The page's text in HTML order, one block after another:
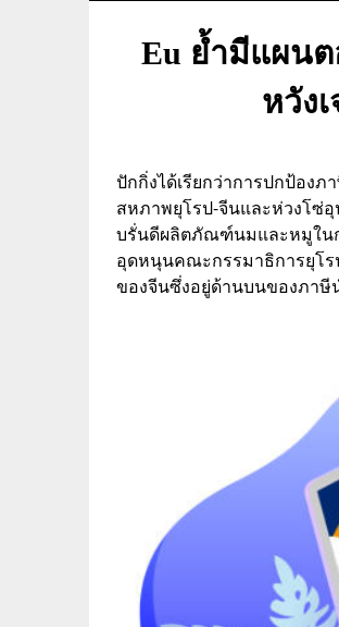
Eu ย้ำมีแผน
หวัง
ปักกิ่งได้เรียกว่าการปกป้อง
สหภาพยุโรป-จีนและห่วงโซ่อุ
บรั่นดีผลิตภัณฑ์นมและหมูในก
อุดหนุนคณะกรรมาธิการยุโร
ของจีนซึ่งอยู่ด้านบนของภาษี